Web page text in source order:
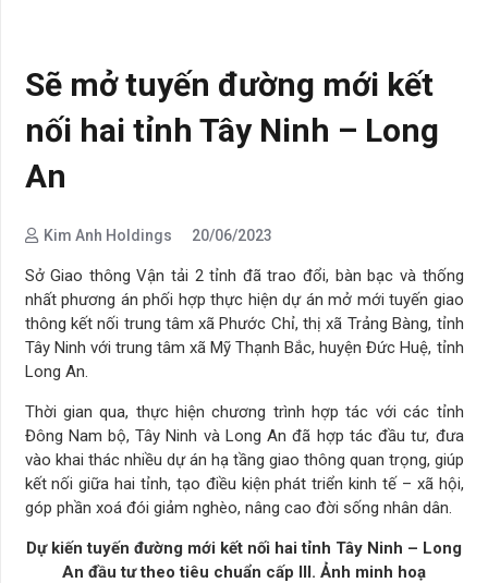
Sẽ mở tuyến đường mới kết
nối hai tỉnh Tây Ninh – Long
An
Kim Anh Holdings 20/06/2023
Sở Giao thông Vận tải 2 tỉnh đã trao đổi, bàn bạc và thống
nhất phương án phối hợp thực hiện dự án mở mới tuyến giao
thông kết nối trung tâm xã Phước Chỉ, thị xã Trảng Bàng, tỉnh
Tây Ninh với trung tâm xã Mỹ Thạnh Bắc, huyện Đức Huệ, tỉnh
Long An.
Thời gian qua, thực hiện chương trình hợp tác với các tỉnh
Đông Nam bộ, Tây Ninh và Long An đã hợp tác đầu tư, đưa
vào khai thác nhiều dự án hạ tầng giao thông quan trọng, giúp
kết nối giữa hai tỉnh, tạo điều kiện phát triển kinh tế – xã hội,
góp phần xoá đói giảm nghèo, nâng cao đời sống nhân dân.
Dự kiến tuyến đường mới kết nối hai tỉnh Tây Ninh – Long
An đầu tư theo tiêu chuẩn cấp III. Ảnh minh hoạ